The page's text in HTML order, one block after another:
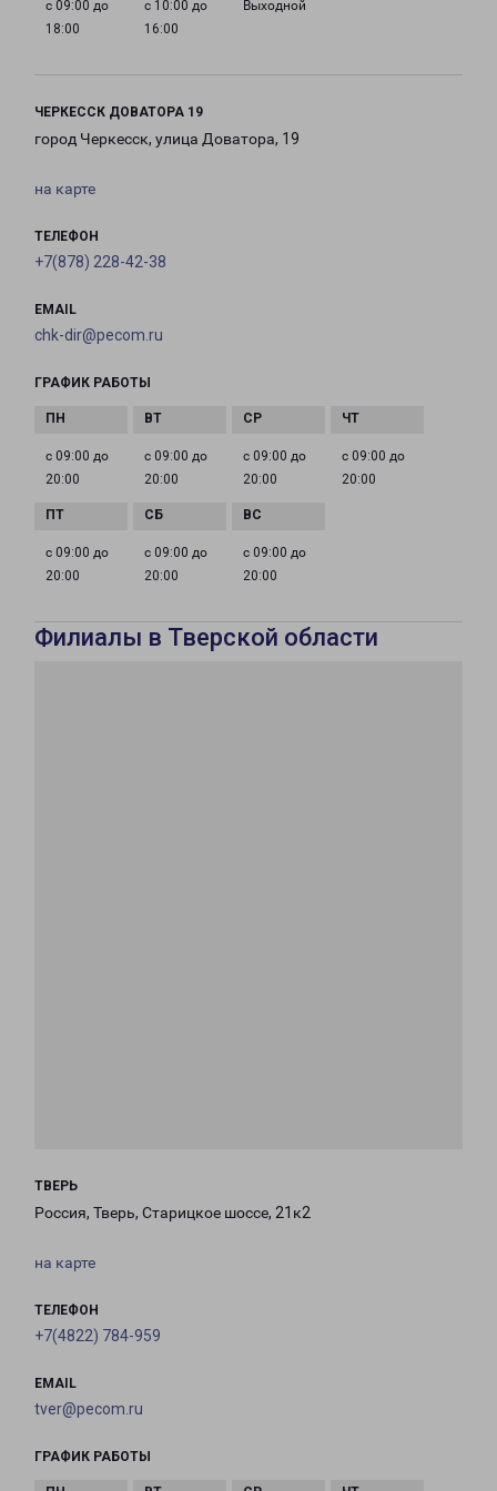
с 09:00 до
18:00
с 10:00 до
16:00
Выходной
ЧЕРКЕССК ДОВАТОРА 19
город Черкесск, улица Доватора, 19
на карте
ТЕЛЕФОН
+7(878) 228-42-38
EMAIL
chk-dir@pecom.ru
ГРАФИК РАБОТЫ
с 09:00 до
20:00
с 09:00 до
20:00
с 09:00 до
20:00
с 09:00 до
20:00
с 09:00 до
20:00
с 09:00 до
20:00
с 09:00 до
20:00
Филиалы в Тверской области
ТВЕРЬ
Россия, Тверь, Старицкое шоссе, 21к2
на карте
ТЕЛЕФОН
+7(4822) 784-959
EMAIL
tver@pecom.ru
ГРАФИК РАБОТЫ